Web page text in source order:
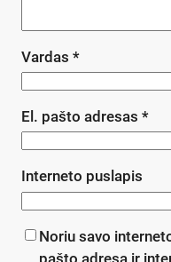
Vardas *
El. pašto adresas *
Interneto puslapis
Noriu savo
pašto adresą ir